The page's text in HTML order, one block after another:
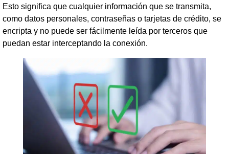
Esto significa que cualquier información que se transmita,
como datos personales, contraseñas o tarjetas de crédito, se
encripta y no puede ser fácilmente leída por terceros que
puedan estar interceptando la conexión.